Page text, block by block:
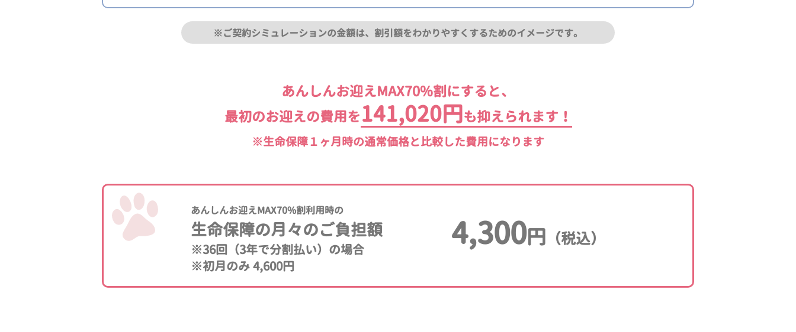
※ご契約シミュレーションの金額は、割引額をわかりやすくするためのイメージです。
あんしんお迎えMAX70%割にすると、
最初のお迎えの費用を141,020円も抑えられます！
※生命保障１ヶ月時の通常価格と比較した費用になります
あんしんお迎えMAX70%割利用時の
生命保障の月々のご負担額
※36回（3年で分割払い）の場合
※初月のみ 4,600円
4,300円 （税込）